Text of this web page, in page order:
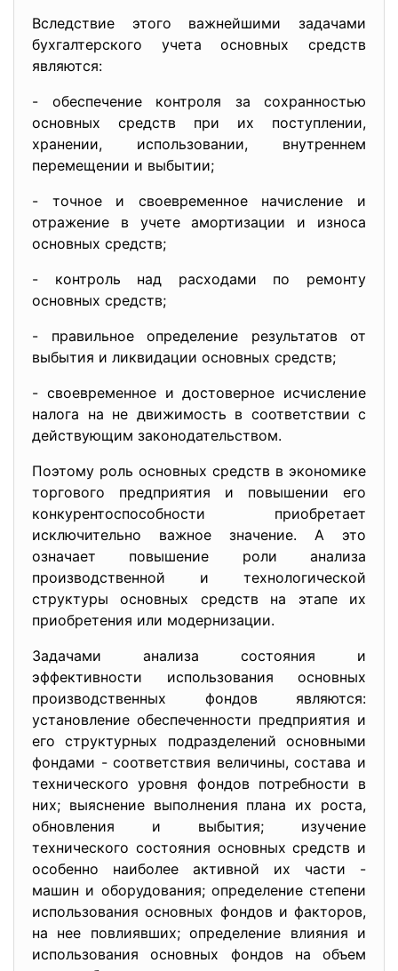
Вследствие этого важнейшими задачами
бухгалтерского учета основных средств
являются:
- обеспечение контроля за сохранностью
основных средств при их поступлении,
хранении, использовании, внутрен­нем
перемещении и выбытии;
- точное и своевременное начисление и
отражение в учете амортизации и износа
основных средств;
- контроль над расходами по ремонту
основных средств;
- правильное определение результатов от
выбытия и лик­видации основных средств;
- своевременное и достоверное исчисление
налога на не движимость в соответствии с
действующим законода­тельством.
Поэтому роль основных средств в экономике
торгового предприятия и повышении его
конкурентоспособности приобретает
исключительно важное значение. А это
означает повышение роли анализа
производственной и технологической
структуры основных средств на этапе их
приобретения или модернизации.
Задачами анализа состояния и
эффективности использования основных
производственных фондов являются:
установление обеспеченности предприятия и
его структурных подразделений основными
фондами - соответствия величины, состава и
технического уровня фондов потребности в
них; выяснение выполнения плана их роста,
обновления и выбытия; изучение
технического состояния основных средств и
особенно наиболее активной их части -
машин и оборудования; определение степени
использования основных фондов и факторов,
на нее повлиявших; оп­ределение влияния и
использования основных фондов на объ­ем